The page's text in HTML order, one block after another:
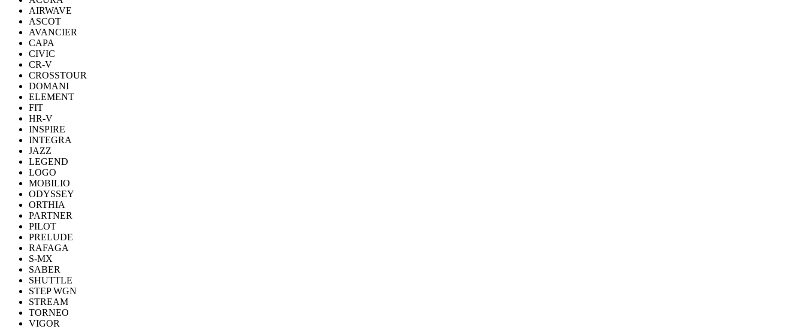
AIRWAVE
ASCOT
AVANCIER
CAPA
CIVIC
CR-V
CROSSTOUR
DOMANI
ELEMENT
FIT
HR-V
INSPIRE
INTEGRA
JAZZ
LEGEND
LOGO
MOBILIO
ODYSSEY
ORTHIA
PARTNER
PILOT
PRELUDE
RAFAGA
S-MX
SABER
SHUTTLE
STEP WGN
STREAM
TORNEO
VIGOR